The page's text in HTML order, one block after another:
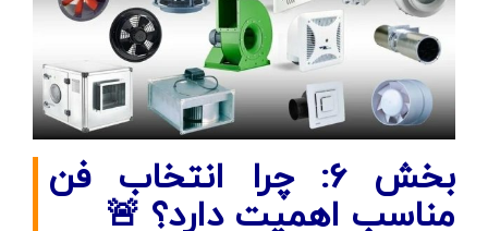
بخش ۶: چرا انتخاب فن
مناسب اهمیت دارد؟ 🚨